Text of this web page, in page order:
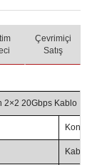
Çevrimiçi
Satış
2×2 20Gbps Kablo
Kablo